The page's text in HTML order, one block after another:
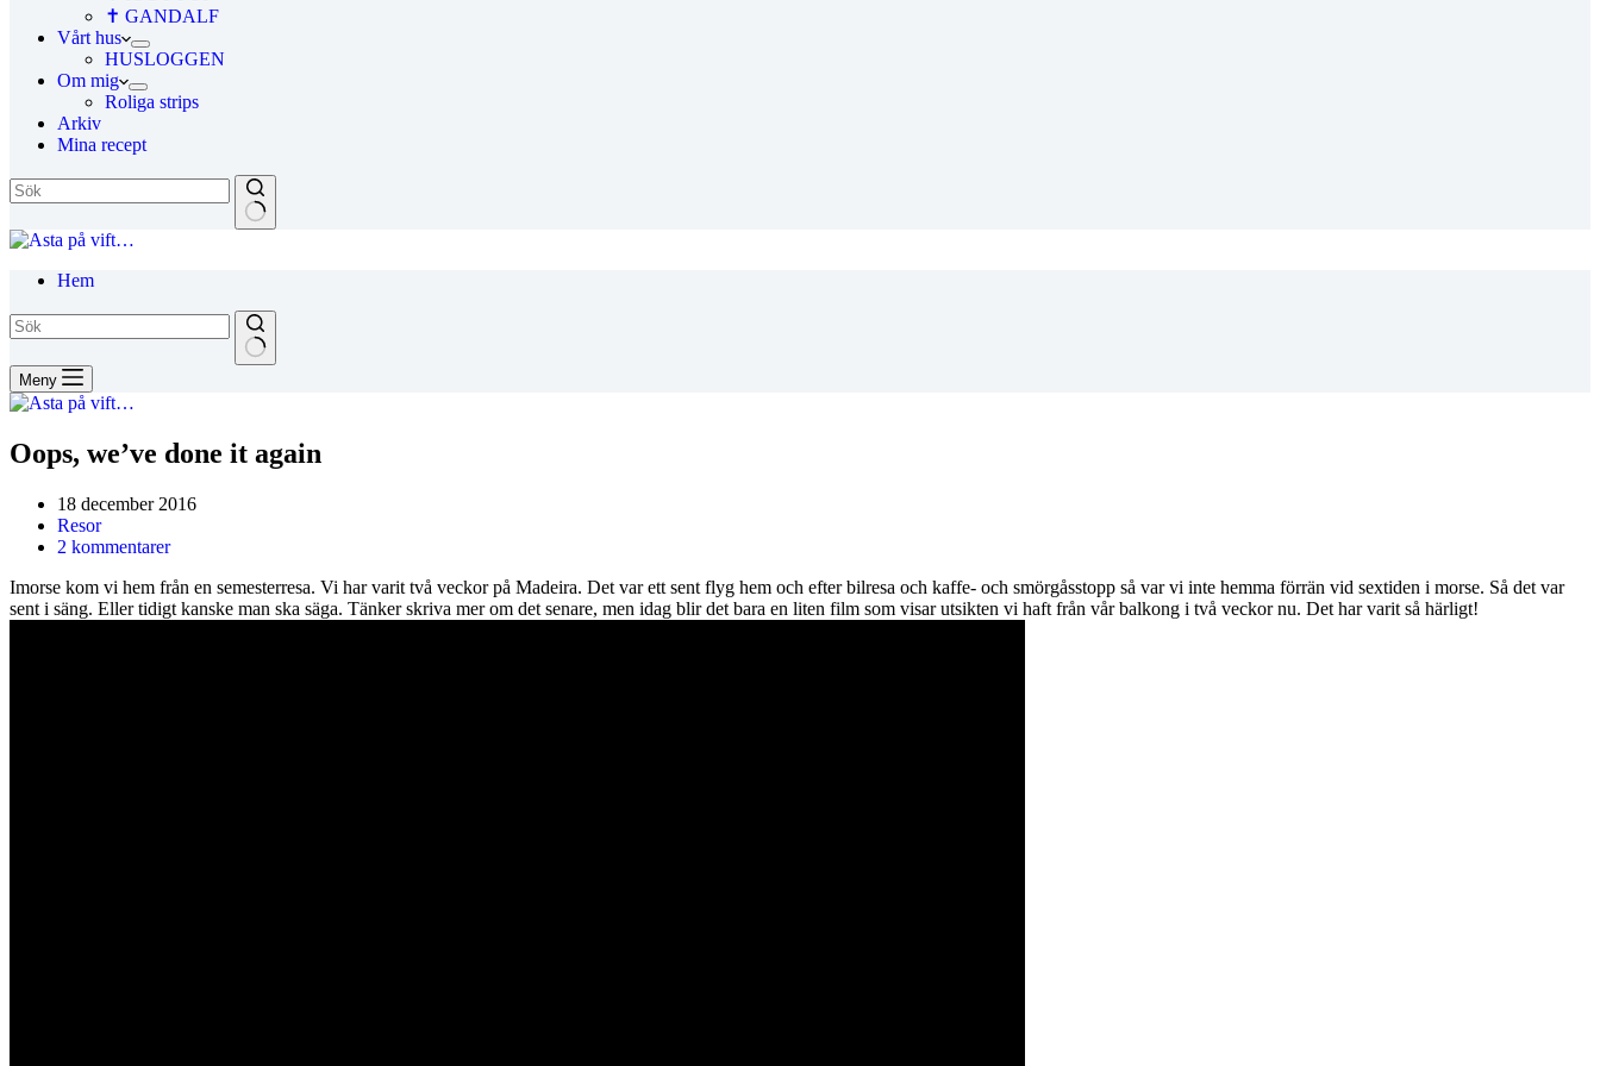
✝ GANDALF
Vårt hus
HUSLOGGEN
Om mig
Roliga strips
Arkiv
Mina recept
Hem
Meny
Oops, we’ve done it again
18 december 2016
Resor
2 kommentarer
Imorse kom vi hem från en semesterresa. Vi har varit två veckor på Madeira. Det var ett sent flyg hem och efter bilresa och kaffe- och smörgåsstopp så var vi inte hemma förrän vid sextiden i morse. Så det var
sent i säng. Eller tidigt kanske man ska säga. Tänker skriva mer om det senare, men idag blir det bara en liten film som visar utsikten vi haft från vår balkong i två veckor nu. Det har varit så härligt!